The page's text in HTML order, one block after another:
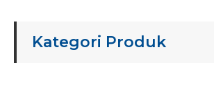
Kategori Produk